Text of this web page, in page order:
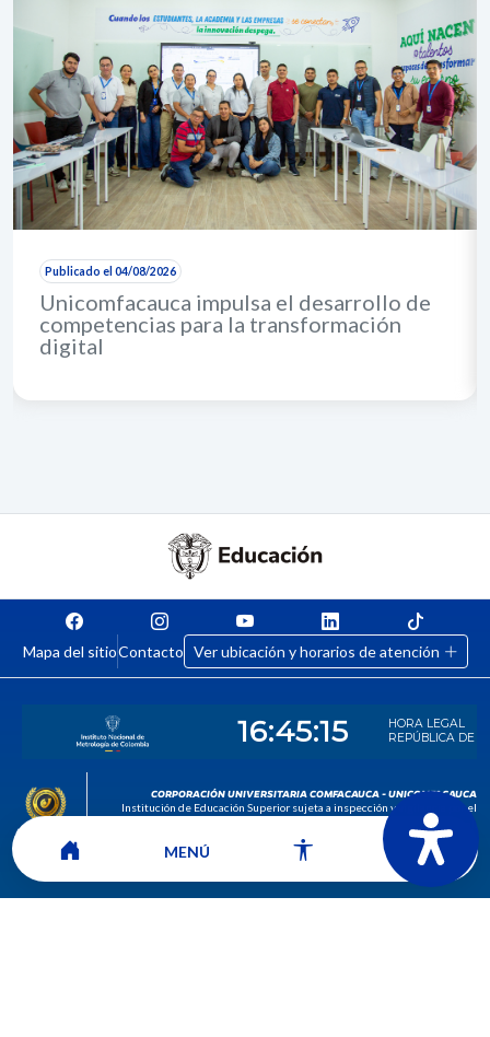
Publicado el 04/08/2026
Unicomfacauca impulsa el desarrollo de
competencias para la transformación
digital
Mapa del sitioContacto Ver ubicación y horarios de atención
CORPORACIÓN UNIVERSITARIA COMFACAUCA - UNICOMFACAUCA
Institución de Educación Superior sujeta a inspección y vigilancia por el
Ministerio de Educación Nacional.
© 2026
MENÚ